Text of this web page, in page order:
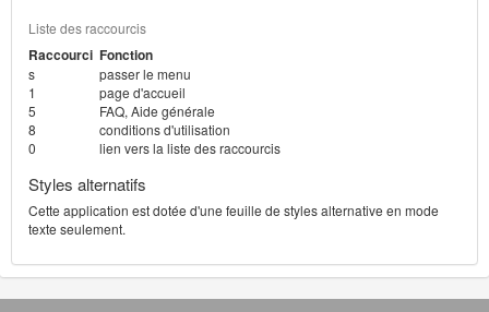
Liste des raccourcis
Raccourci Fonction
s
passer le menu
1
page d'accueil
5
FAQ, Aide générale
8
conditions d'utilisation
0
lien vers la liste des raccourcis
Styles alternatifs
Cette application est dotée d'une feuille de styles alternative en mode
texte seulement.